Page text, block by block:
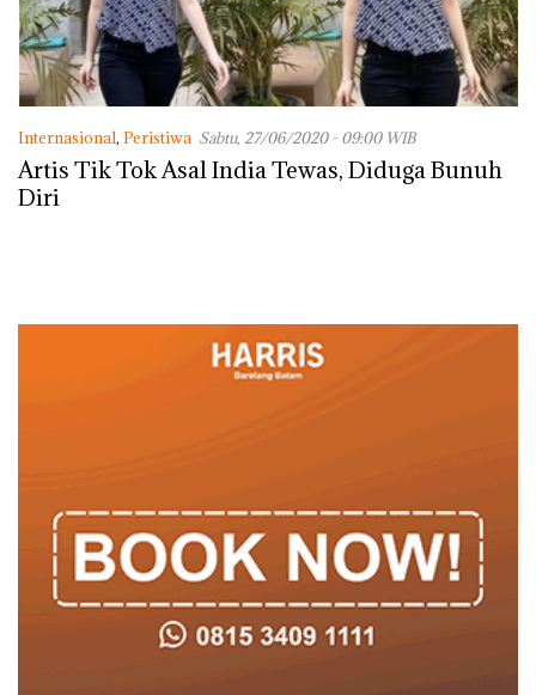
Internasional, Peristiwa Sabtu, 27/06/2020 - 09:00 WIB
Artis Tik Tok Asal India Tewas, Diduga Bunuh
Diri